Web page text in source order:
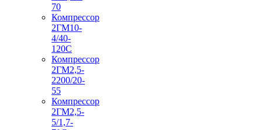
70
Компрессор
2ГМ10-
4/40-
120С
Компрессор
2ГМ2,5-
2200/20-
55
Компрессор
2ГМ2,5-
5/1,7-